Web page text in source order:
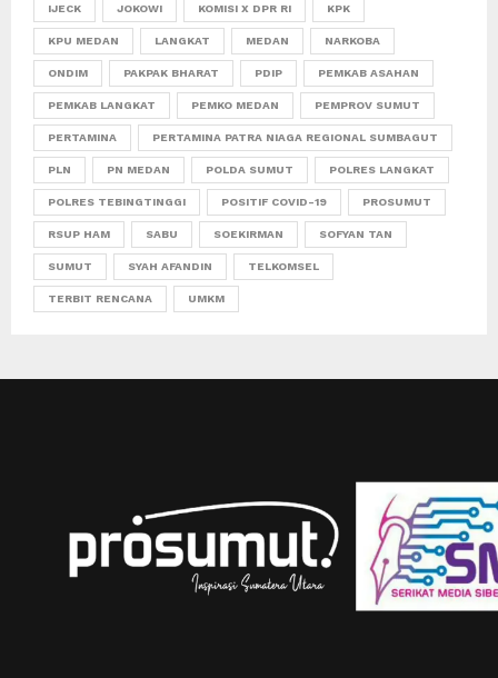
IJECK JOKOWI KOMISI X DPR RI KPK
KPU MEDAN LANGKAT MEDAN NARKOBA
ONDIM PAKPAK BHARAT PDIP PEMKAB ASAHAN
PEMKAB LANGKAT PEMKO MEDAN PEMPROV SUMUT
PERTAMINA PERTAMINA PATRA NIAGA REGIONAL SUMBAGUT
PLN PN MEDAN POLDA SUMUT POLRES LANGKAT
POLRES TEBINGTINGGI POSITIF COVID-19 PROSUMUT
RSUP HAM SABU SOEKIRMAN SOFYAN TAN
SUMUT SYAH AFANDIN TELKOMSEL
TERBIT RENCANA UMKM